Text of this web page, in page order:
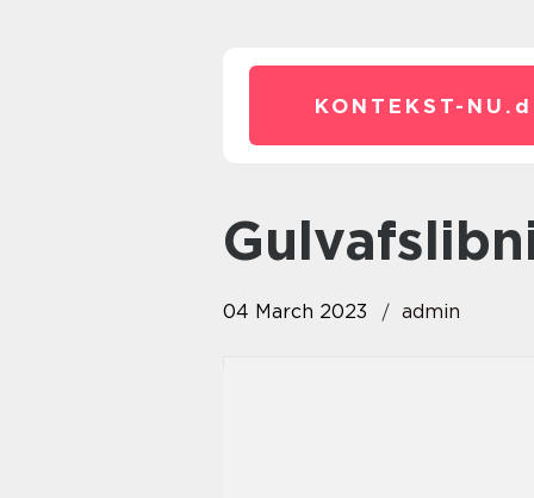
KONTEKST-NU.
04 March 2023 admin